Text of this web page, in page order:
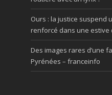
Ours : la justice suspend
renforcé dans une estive
Des images rares d’une
Pyrénées – franceinfo